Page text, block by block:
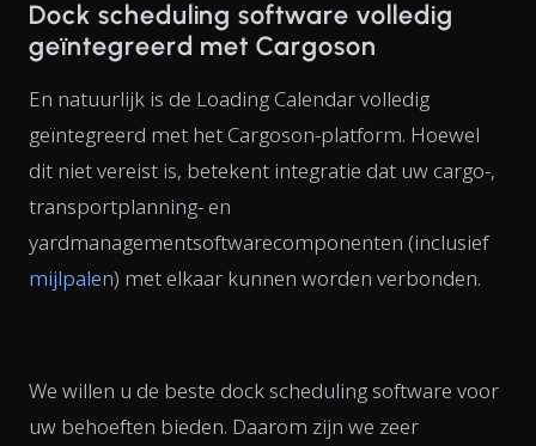
Dock scheduling software volledig
geïntegreerd met Cargoson
En natuurlijk is de Loading Calendar volledig
geïntegreerd met het Cargoson-platform. Hoewel
dit niet vereist is, betekent integratie dat uw cargo-,
transportplanning- en
yardmanagementsoftwarecomponenten (inclusief
mijlpalen) met elkaar kunnen worden verbonden.
We willen u de beste dock scheduling software voor
uw behoeften bieden. Daarom zijn we zeer